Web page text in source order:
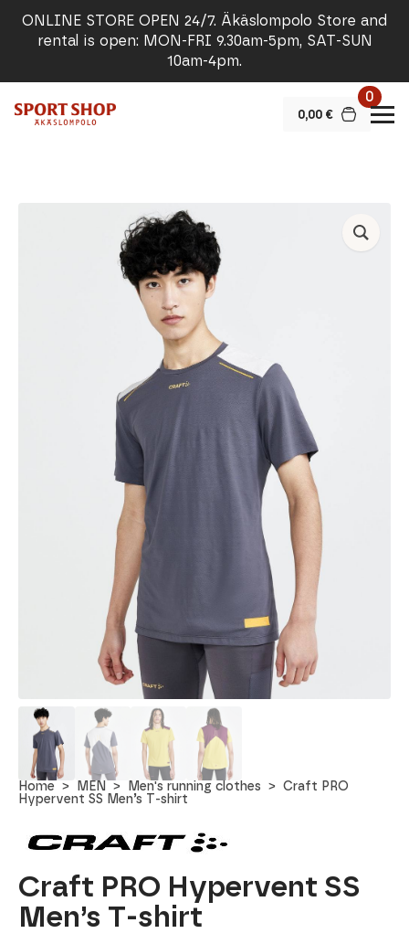
ONLINE STORE OPEN 24/7. Äkäslompolo Store and
rental is open: MON-FRI 9.30am-5pm, SAT-SUN
10am-4pm.
0,00 €
0
Home MEN Men's running clothes
Craft PRO
Hypervent SS Men’s T-shirt
Craft PRO Hypervent SS
Men’s T-shirt